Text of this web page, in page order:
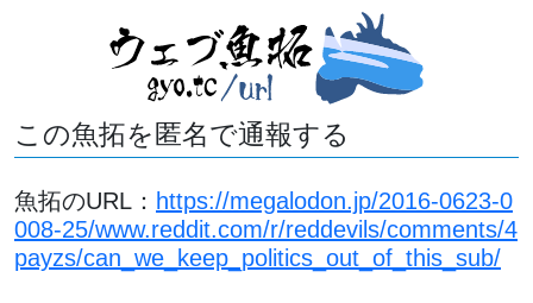
この魚拓を匿名で通報する
魚拓のURL： https://megalodon.jp/2016-0623-0
008-25/www.reddit.com/r/reddevils/comments/4
payzs/can_we_keep_politics_out_of_this_sub/